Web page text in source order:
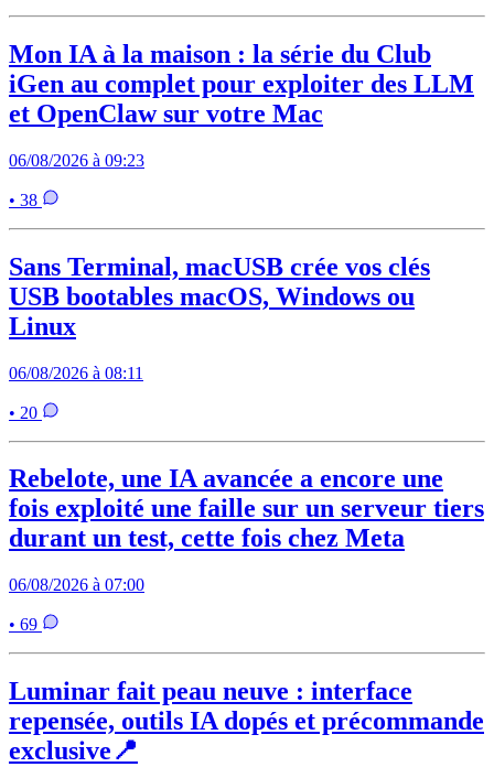
Mon IA à la maison : la série du Club
iGen au complet pour exploiter des LLM
et OpenClaw sur votre Mac
06/08/2026 à 09:23
• 38
Sans Terminal, macUSB crée vos clés
USB bootables macOS, Windows ou
Linux
06/08/2026 à 08:11
• 20
Rebelote, une IA avancée a encore une
fois exploité une faille sur un serveur tiers
durant un test, cette fois chez Meta
06/08/2026 à 07:00
• 69
Luminar fait peau neuve : interface
repensée, outils IA dopés et précommande
exclusive📍